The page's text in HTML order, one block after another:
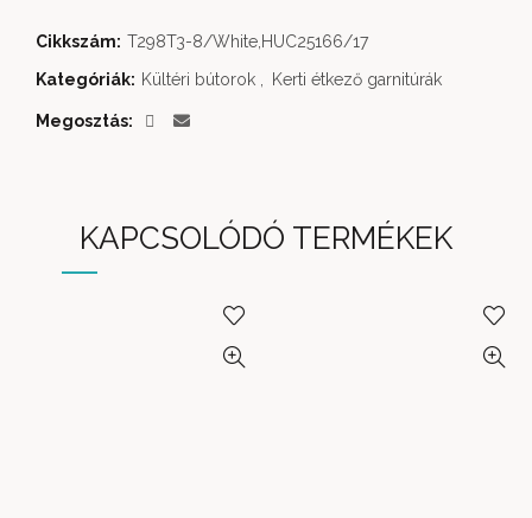
Cikkszám: T298T3-8/White,HUC25166/17
Kategóriák: Kültéri bútorok Kerti étkező garnitúrák
Megosztás
KAPCSOLÓDÓ TERMÉKEK